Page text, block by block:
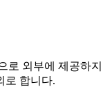
로 외부에 제공하지
로 합니다.